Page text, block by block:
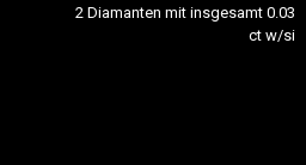
2 Diamanten mit insgesamt 0.03
ct w/si